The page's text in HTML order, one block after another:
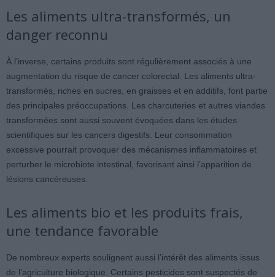
Les aliments ultra-transformés, un
danger reconnu
À l’inverse, certains produits sont régulièrement associés à une
augmentation du risque de cancer colorectal. Les aliments ultra-
transformés, riches en sucres, en graisses et en additifs, font partie
des principales préoccupations. Les charcuteries et autres viandes
transformées sont aussi souvent évoquées dans les études
scientifiques sur les cancers digestifs. Leur consommation
excessive pourrait provoquer des mécanismes inflammatoires et
perturber le microbiote intestinal, favorisant ainsi l’apparition de
lésions cancéreuses.
Les aliments bio et les produits frais,
une tendance favorable
De nombreux experts soulignent aussi l’intérêt des aliments issus
de l’agriculture biologique. Certains pesticides sont suspectés de